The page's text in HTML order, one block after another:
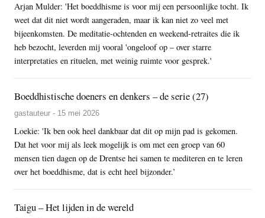
Arjan Mulder: 'Het boeddhisme is voor mij een persoonlijke tocht. Ik
weet dat dit niet wordt aangeraden, maar ik kan niet zo veel met
bijeenkomsten. De meditatie-ochtenden en weekend-retraites die ik
heb bezocht, leverden mij vooral 'ongeloof op – over starre
interpretaties en rituelen, met weinig ruimte voor gesprek.'
Boeddhistische doeners en denkers – de serie (27)
gastauteur - 15 mei 2026
Loekie: 'Ik ben ook heel dankbaar dat dit op mijn pad is gekomen.
Dat het voor mij als leek mogelijk is om met een groep van 60
mensen tien dagen op de Drentse hei samen te mediteren en te leren
over het boeddhisme, dat is echt heel bijzonder.’
Taigu – Het lijden in de wereld